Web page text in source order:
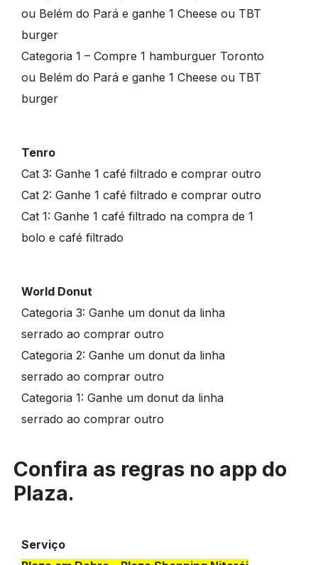
ou Belém do Pará e ganhe 1 Cheese ou TBT
burger
Categoria 1 – Compre 1 hamburguer Toronto
ou Belém do Pará e ganhe 1 Cheese ou TBT
burger
Tenro
Cat 3: Ganhe 1 café filtrado e comprar outro
Cat 2: Ganhe 1 café filtrado e comprar outro
Cat 1: Ganhe 1 café filtrado na compra de 1
bolo e café filtrado
World Donut
Categoria 3: Ganhe um donut da linha
serrado ao comprar outro
Categoria 2: Ganhe um donut da linha
serrado ao comprar outro
Categoria 1: Ganhe um donut da linha
serrado ao comprar outro
Confira as regras no app do
Plaza.
Serviço